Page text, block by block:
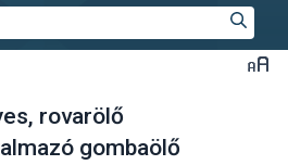
rovarölő
gombaölő